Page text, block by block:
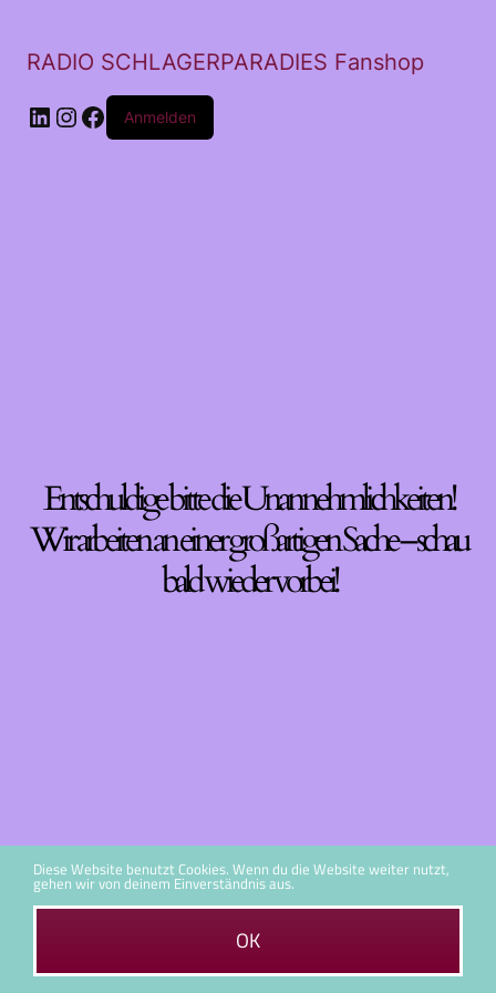
RADIO SCHLAGERPARADIES Fanshop
LinkedIn
Instagram
Facebook
Anmelden
Entschuldige bitte die Unannehmlichkeiten!
Wir arbeiten an einer großartigen Sache – schau
bald wieder vorbei!
Diese Website benutzt Cookies. Wenn du die Website weiter nutzt,
gehen wir von deinem Einverständnis aus.
OK